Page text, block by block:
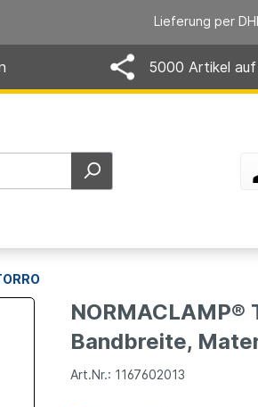
Lieferung per DHL
5000 Artikel auf
NORMACLAMP®
Bandbreite,
Art.Nr.: 1167602013